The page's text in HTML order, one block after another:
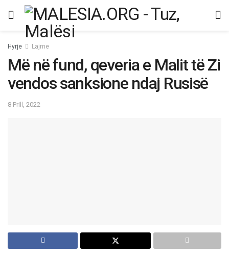
Hyrje Lajme
Më në fund, qeveria e Malit të Zi
vendos sanksione ndaj Rusisë
8 Prill, 2022